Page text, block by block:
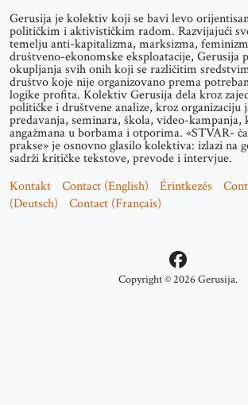
Gerusija je kolektiv koji se bavi levo
političkim i aktivističkim radom. Razvijajući
temelju anti-kapitalizma, marksizma,
društveno-ekonomske eksploatacije, Gerusija
okupljanja svih onih koji se različitim
društvo koje nije organizovano prema
logike profita. Kolektiv Gerusija dela kroz
političke i društvene analize, kroz organizaciju
predavanja, seminara, škola, video-kampanja,
angažmana u borbama i otporima. «STVAR-
prakse» je osnovno glasilo kolektiva: izlazi na
sadrži kritičke tekstove, prevode i intervjue.
Kontakt
Contact (English) Érintkezés
(Deutsch)
Contact (Français)
Copyright © 2026 Gerusija.